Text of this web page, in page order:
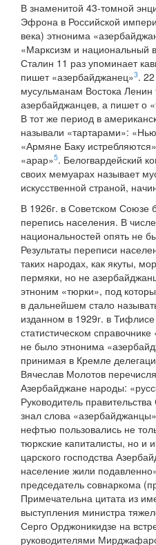
В знаменитой 43-томной
Эфрона в Российской
века) этнонима
«Марксизм и национальный
Сталин 11 раз упоминает
пишет «азербайджанец»3.
мусульманам Востока Ленин
азербайджанцев, а пишет о
В тот же период в
называли «тартарами»:
«Армяне Баку
«арар»5. Белогвардейский
своих мемуарах называет
искусственной страной,
В 1926г. в Советском Союзе
перепись населения. В
национальностей опять не
Результаты переписи
таких народах, как якуты,
пермяки, но не
этноним «тюрки», под
в дальнейшем стало
изданном в 1929г. в
статистическом
не было этнонима
принимая в Кремле
Вячеслав Молотов
Азербайджане народы:
Руководитель
знал слова
нефтью пользовались не
тюркские капиталисты, но и
царского господства
население жили
председатель совнаркома
Примечательна цитата из
выступления министра
Серго Орджоникидзе на
руководителями